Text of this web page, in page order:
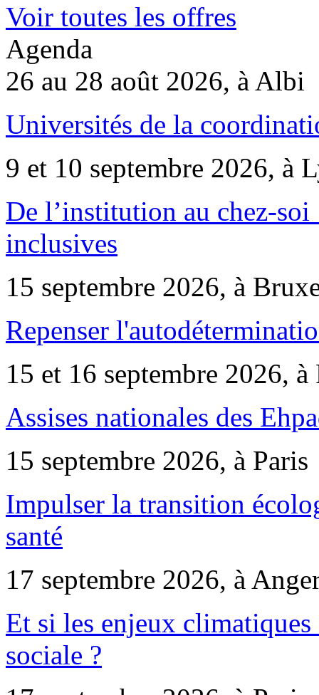
Voir toutes les offres
Agenda
26 au 28 août 2026, à Albi
Universités de la
9 et 10 septembre 2026, à
De l’institution au chez-
inclusives
15 septembre 2026, à
Repenser
15 et 16 septembre 2026, à
Assises nationales des
15 septembre 2026, à Paris
Impulser la transition
santé
17 septembre 2026, à
Et si les enjeux
sociale ?